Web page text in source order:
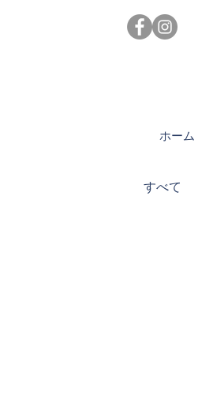
ホーム
すべて